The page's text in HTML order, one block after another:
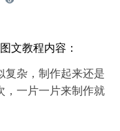
文教程内容：
复杂，制作起来还是
，一片一片来制作就